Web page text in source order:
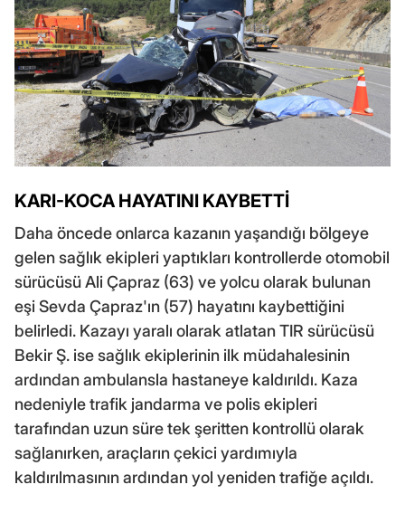
KARI-KOCA HAYATINI KAYBETTİ
Daha öncede onlarca kazanın yaşandığı bölgeye
gelen sağlık ekipleri yaptıkları kontrollerde otomobil
sürücüsü Ali Çapraz (63) ve yolcu olarak bulunan
eşi Sevda Çapraz'ın (57) hayatını kaybettiğini
belirledi. Kazayı yaralı olarak atlatan TIR sürücüsü
Bekir Ş. ise sağlık ekiplerinin ilk müdahalesinin
ardından ambulansla hastaneye kaldırıldı. Kaza
nedeniyle trafik jandarma ve polis ekipleri
tarafından uzun süre tek şeritten kontrollü olarak
sağlanırken, araçların çekici yardımıyla
kaldırılmasının ardından yol yeniden trafiğe açıldı.